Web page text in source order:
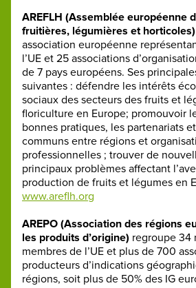
AREFLH (Assemblée européenne
fruitières, légumières et horticoles)
association européenne
l’UE et 25 associations
de 7 pays européens. Ses
suivantes : défendre les intérêts
sociaux des secteurs des fruits et
floriculture en Europe; promouvoir
bonnes pratiques, les partenariats
communs entre régions et
professionnelles ; trouver de
principaux problèmes affectant
production de fruits et légumes en
www.areflh.org
AREPO (Association des régions
les produits d’origine) regroupe 34
membres de l’UE et plus de 700
producteurs d’indications
régions, soit plus de 50% des IG